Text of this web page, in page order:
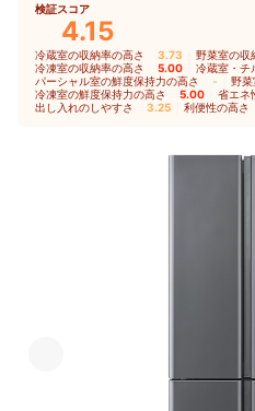
検証スコア
4.15
冷蔵室の収納率の高さ 3.73 野菜室の収
冷凍室の収納率の高さ 5.00 冷蔵室・チ
パーシャル室の鮮度保持力の高さ - 野菜
冷凍室の鮮度保持力の高さ 5.00 省エネ
出し入れのしやすさ 3.25 利便性の高さ